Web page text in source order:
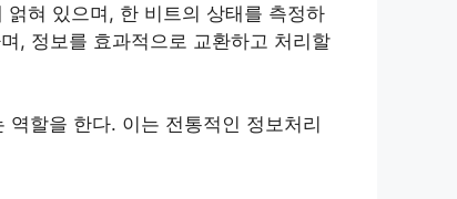
혀 있으며, 한 비트의 상태를 측정하
, 정보를 효과적으로 교환하고 처리할
할을 한다. 이는 전통적인 정보처리